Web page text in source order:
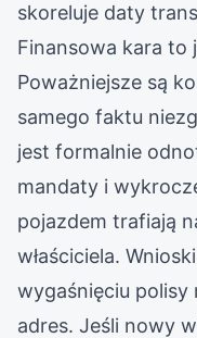
skoreluje daty
Finansowa kara to
Poważniejsze są
samego faktu
jest formalnie
mandaty i
pojazdem trafiają
właściciela.
wygaśnięciu polisy
adres. Jeśli nowy